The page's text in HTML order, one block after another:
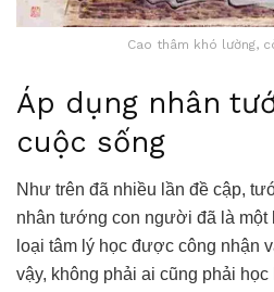
Cao thâm khó lường,
Áp dụng nhân
cuộc sống
Như trên đã nhiều lần đề cập,
nhân tướng con người đã là một
loại tâm lý học được công nhận
vậy, không phải ai cũng phải